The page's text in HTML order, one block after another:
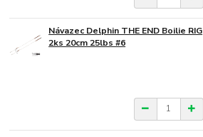
Návazec Delphin THE END Boilie RIG
2ks 20cm 25lbs #6